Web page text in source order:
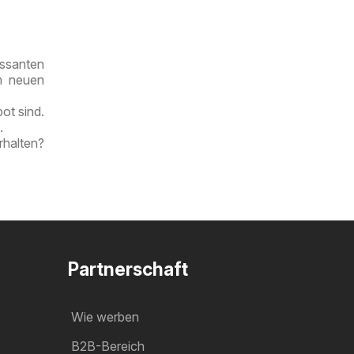
neuen
sind.
Partnerschaft
Wie werben
B2B-Bereich